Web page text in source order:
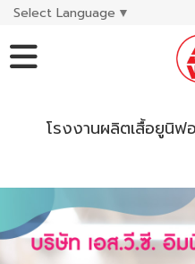
Select Language ▼
โรงงานผลิตเสื้อยูนิฟ